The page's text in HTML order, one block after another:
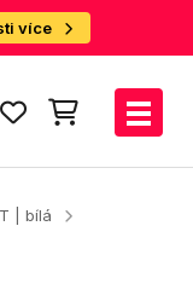
více
| bílá